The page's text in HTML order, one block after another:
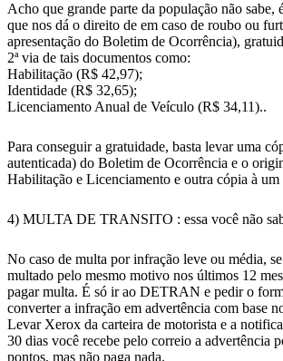
Acho que grande parte da população não sabe,
que nos dá o direito de em caso de roubo ou
apresentação do Boletim de Ocorrência),
2ª via de tais documentos como:
Habilitação (R$ 42,97);
Identidade (R$ 32,65);
Licenciamento Anual de Veículo (R$ 34,11)..
Para conseguir a gratuidade, basta levar uma
autenticada) do Boletim de Ocorrência e o
Habilitação e Licenciamento e outra cópia à um
4) MULTA DE TRANSITO : essa você não
No caso de multa por infração leve ou média,
multado pelo mesmo motivo nos últimos 12
pagar multa. É só ir ao DETRAN e pedir o
converter a infração em advertência com base
Levar Xerox da carteira de motorista e a
30 dias você recebe pelo correio a advertência
pontos, mas não paga nada.